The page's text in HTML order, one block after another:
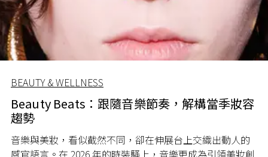
BEAUTY & WELLNESS
Beauty Beats：跟隨音樂節奏，解構當季妝容
趨勢
音樂與美妝，看似截然不同，卻在伸展台上交織出動人的
感官語言。在 2026 年的時裝騷上，音樂更成為引領美妝創